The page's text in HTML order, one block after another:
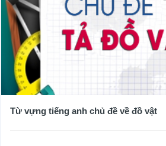
Từ vựng tiếng anh chủ đề về đồ vật